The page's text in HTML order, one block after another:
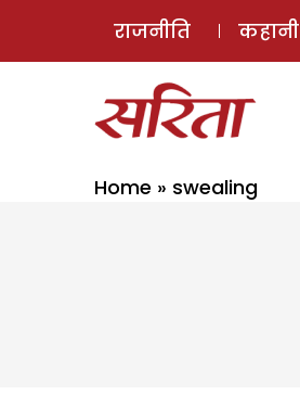
राजनीति कहानी
Home » swealing